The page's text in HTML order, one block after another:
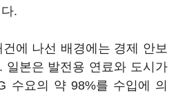
.
에 나선 배경에는 경제 안보
일본은 발전용 연료와 도시가
수요의 약 98%를 수입에 의